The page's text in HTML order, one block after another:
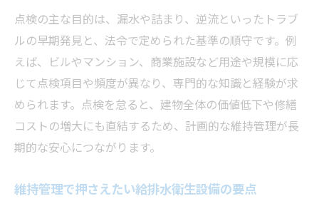
項目
信頼できる業者選びが給排水設備の安全を守る
給排水衛生設備点検で信頼業者を選ぶ基準
とは
ント
点検の主な目的は、漏水や詰まり、逆流といったトラブ
ルの早期発見と、法令で定められた基準の順守です。例
えば、ビルやマンション、商業施設など用途や規模に応
じて点検項目や頻度が異なり、専門的な知識と経験が求
められます。点検を怠ると、建物全体の価値低下や修繕
コストの増大にも直結するため、計画的な維持管理が長
期的な安心につながります。
維持管理で押さえたい給排水衛生設備の要点